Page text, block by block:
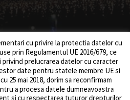
proba scrisacu privire la protectia datelor cu
prin Regulamentul UE 2016/679, ce
prelucrarea datelor cu caracter
date pentru statele membre UE si
25 mai 2018, dorim sa reconfirmam
a procesa datele dumneavoastra
si cu respectarea tuturor drepturilor